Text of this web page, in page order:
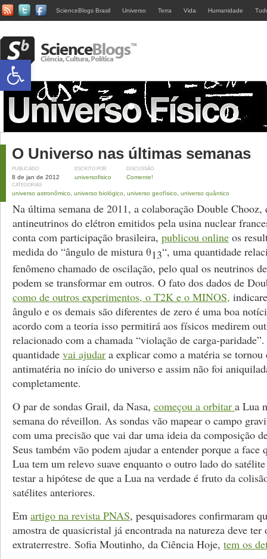
ScienceBlogs Brasil Universo Terra Vida Humanidade
O Universo nas últimas semanas
PUBLICADO
8 de jan de 2012
ESCRITO POR
universofisico
DISCUSSÃO
Comente!
CATEGORIAS
universo astronômico universo biológico universo geofísico universo quântico
Na última semana de 2011, a colaboração Double Chooz,
antineutrinos do elétron emitidos pela usina nuclear
conta com participação brasileira, publicou online os
medida do “ângulo de mistura θ13“, uma quantidade
fenômeno chamado de oscilação, pelo qual os neutrinos
podem se transformar em outros. O fato dos dados de
como de outros experimentos, o T2K e o MINOS,
ângulo e os demais são diferentes de zero é uma boa
acordo com a teoria isso permitirá aos físicos medirem
relacionado com a chamada “violação de carga-
quantidade vai ajudar a explicar como a matéria se tornou
antimatéria no início do universo e assim não foi
completamente.
O par de sondas Grail, da Nasa, começou a orbitar a Lua
semana do réveillon. As sondas vão mapear o campo
com uma precisão que vai dar uma ideia da composição
Seus também vão podem ajudar a entender porque a face
Lua tem um relevo suave enquanto o outro lado do
testar a hipótese de que a Lua na verdade é fruto da
satélites anteriores.
Em artigo na revista PNAS, pesquisadores confirmaram
amostra de quasicristal já encontrada na natureza deve ter
extraterrestre. Sofia Moutinho, da Ciência Hoje, tem os
Abrir a barra de ferramentas